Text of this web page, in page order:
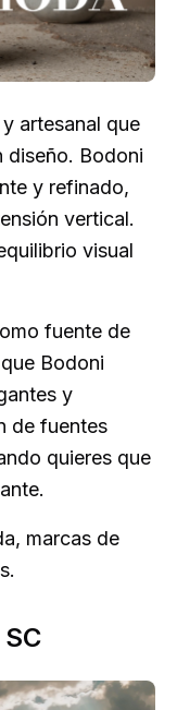
artesanal que
diseño. Bodoni
y refinado,
vertical.
visual
fuente de
Bodoni
y
de fuentes
quieres que
marcas de